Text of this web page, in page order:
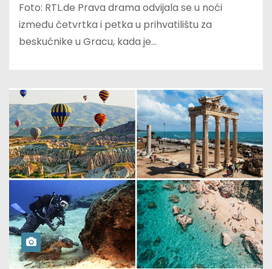
Foto: RTL.de Prava drama odvijala se u noći
između četvrtka i petka u prihvatilištu za
beskućnike u Gracu, kada je…